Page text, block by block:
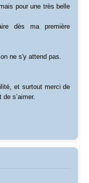
pour une très belle
dès ma première
ne s'y attend pas.
et surtout merci de
s’aimer.